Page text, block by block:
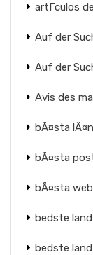
artГ­culos
Auf der
Auf der
Avis des
bÃ¤sta
bÃ¤sta
bÃ¤sta
bedste
bedste